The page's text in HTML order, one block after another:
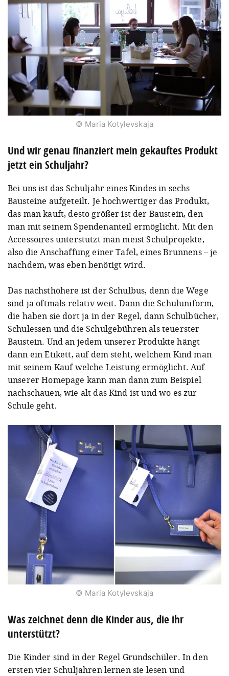
© Maria Kotylevskaja
Und wir genau finanziert mein gekauftes Produkt
jetzt ein Schuljahr?
Bei uns ist das Schuljahr eines Kindes in sechs
Bausteine aufgeteilt. Je hochwertiger das Produkt,
das man kauft, desto größer ist der Baustein, den
man mit seinem Spendenanteil ermöglicht. Mit den
Accessoires unterstützt man meist Schulprojekte,
also die Anschaffung einer Tafel, eines Brunnens – je
nachdem, was eben benötigt wird.
Das nächsthöhere ist der Schulbus, denn die Wege
sind ja oftmals relativ weit. Dann die Schuluniform,
die haben sie dort ja in der Regel, dann Schulbücher,
Schulessen und die Schulgebühren als teuerster
Baustein. Und an jedem unserer Produkte hängt
dann ein Etikett, auf dem steht, welchem Kind man
mit seinem Kauf welche Leistung ermöglicht. Auf
unserer Homepage kann man dann zum Beispiel
nachschauen, wie alt das Kind ist und wo es zur
Schule geht.
© Maria Kotylevskaja
Was zeichnet denn die Kinder aus, die ihr
unterstützt?
Die Kinder sind in der Regel Grundschüler. In den
ersten vier Schuljahren lernen sie lesen und